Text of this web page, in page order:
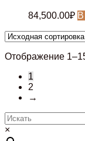
84,500.00₽ В
Отображение
1
2
→
×